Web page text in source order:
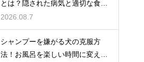
とは？隠された病気と適切な食事
ケア
2026.08.7
シャンプーを嫌がる犬の克服方
法！お風呂を楽しい時間に変える